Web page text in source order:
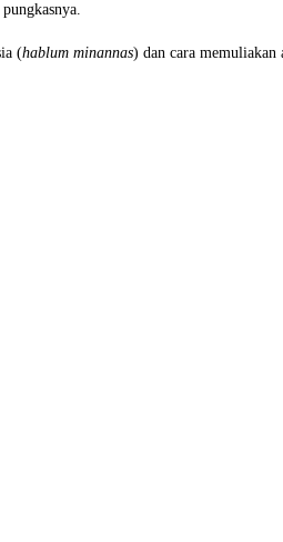
(hablum minannas) dan cara memuliakan